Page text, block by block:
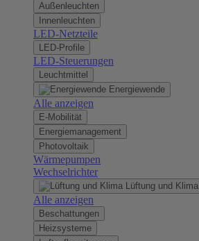
Außenleuchten
Innenleuchten
LED-Netzteile
LED-Profile
LED-Steuerungen
Leuchtmittel
Energiewende
Alle anzeigen
E-Mobilität
Energiemanagement
Photovoltaik
Wärmepumpen
Wechselrichter
Lüftung und Klima
Alle anzeigen
Beschattungen
Heizsysteme